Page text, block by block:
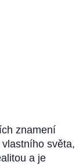
znamení
světa,
a je